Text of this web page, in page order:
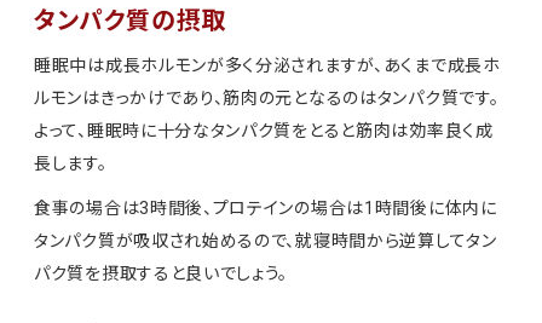
タンパク質の摂取
睡眠中は成長ホルモンが多く分泌されますが、あくまで成長ホ
ルモンはきっかけであり、筋肉の元となるのはタンパク質です。
よって、睡眠時に十分なタンパク質をとると筋肉は効率良く成
長します。
食事の場合は3時間後、プロテインの場合は1時間後に体内に
タンパク質が吸収され始めるので、就寝時間から逆算してタン
パク質を摂取すると良いでしょう。